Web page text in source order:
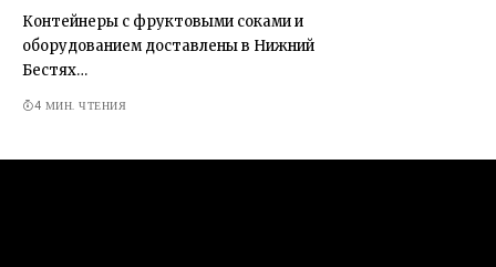
Контейнеры с фруктовыми соками и
оборудованием доставлены в Нижний
Бестях…
4 МИН. ЧТЕНИЯ